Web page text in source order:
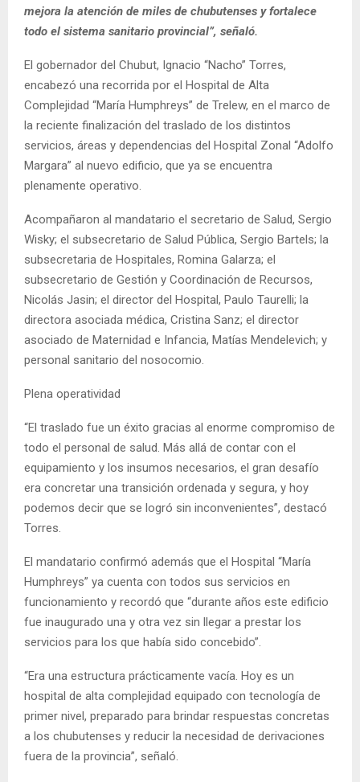
mejora la atención de miles de chubutenses y fortalece
todo el sistema sanitario provincial”, señaló.
El gobernador del Chubut, Ignacio “Nacho” Torres,
encabezó una recorrida por el Hospital de Alta
Complejidad “María Humphreys” de Trelew, en el marco de
la reciente finalización del traslado de los distintos
servicios, áreas y dependencias del Hospital Zonal “Adolfo
Margara” al nuevo edificio, que ya se encuentra
plenamente operativo.
Acompañaron al mandatario el secretario de Salud, Sergio
Wisky; el subsecretario de Salud Pública, Sergio Bartels; la
subsecretaria de Hospitales, Romina Galarza; el
subsecretario de Gestión y Coordinación de Recursos,
Nicolás Jasin; el director del Hospital, Paulo Taurelli; la
directora asociada médica, Cristina Sanz; el director
asociado de Maternidad e Infancia, Matías Mendelevich; y
personal sanitario del nosocomio.
Plena operatividad
“El traslado fue un éxito gracias al enorme compromiso de
todo el personal de salud. Más allá de contar con el
equipamiento y los insumos necesarios, el gran desafío
era concretar una transición ordenada y segura, y hoy
podemos decir que se logró sin inconvenientes”, destacó
Torres.
El mandatario confirmó además que el Hospital “María
Humphreys” ya cuenta con todos sus servicios en
funcionamiento y recordó que “durante años este edificio
fue inaugurado una y otra vez sin llegar a prestar los
servicios para los que había sido concebido”.
“Era una estructura prácticamente vacía. Hoy es un
hospital de alta complejidad equipado con tecnología de
primer nivel, preparado para brindar respuestas concretas
a los chubutenses y reducir la necesidad de derivaciones
fuera de la provincia”, señaló.